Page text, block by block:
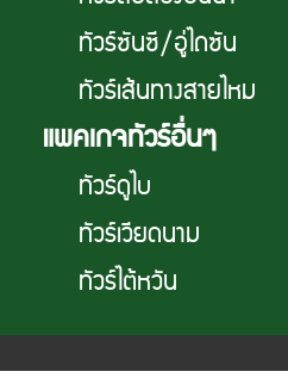
ทัวร์ซันซี/อู่ไถซัน
ทัวร์เส้นทางสายไหม
แพคเกจทัวร์อื่นๆ
ทัวร์ดูไบ
ทัวร์เวียดนาม
ทัวร์ไต้หวัน